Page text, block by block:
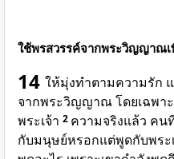
ใช้พรสวรรค์จากพระวิญญาณเ
14 ให้มุ่งทำตามความรัก
จากพระวิญญาณ โดยเฉพา
พระเจ้า 2 ความจริงแล้ว ค
กับมนุษย์หรอกแต่พูดกับพระ